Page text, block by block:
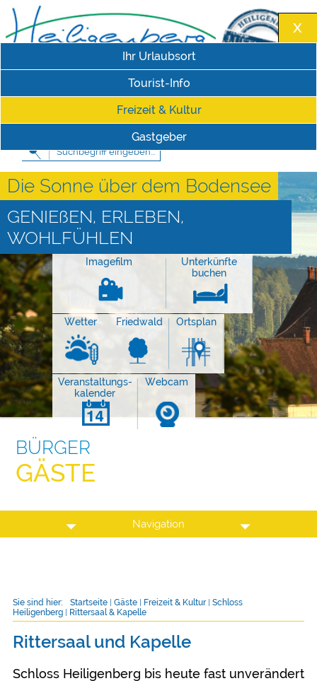
Impressum|Datenschutzerklärung Schriftgröße
Die Sonne über dem Bodensee
GENIEßEN, ERLEBEN,
WOHLFÜHLEN
Imagefilm
Unterkünfte
buchen
Wetter Friedwald Ortsplan
Veranstaltungs-
kalender
Webcam
BÜRGER
GÄSTE
Ihr Urlaubsort
Tourist-Info
Freizeit & Kultur
Gastgeber
Navigation
Sie sind hier: Startseite| Gäste| Freizeit & Kultur| Schloss
Heiligenberg| Rittersaal & Kapelle
Rittersaal und Kapelle
Schloss Heiligenberg bis heute fast unverändert